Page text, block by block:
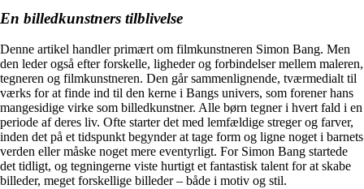
En billedkunstners tilblivelse
Denne artikel handler primært om filmkunstneren Simon Bang. Men
den leder også efter forskelle, ligheder og forbindelser mellem maleren,
tegneren og filmkunstneren. Den går sammenlignende, tværmedialt til
værks for at finde ind til den kerne i Bangs univers, som forener hans
mangesidige virke som billedkunstner. Alle børn tegner i hvert fald i en
periode af deres liv. Ofte starter det med lemfældige streger og farver,
inden det på et tidspunkt begynder at tage form og ligne noget i barnets
verden eller måske noget mere eventyrligt. For Simon Bang startede
det tidligt, og tegningerne viste hurtigt et fantastisk talent for at skabe
billeder, meget forskellige billeder – både i motiv og stil.